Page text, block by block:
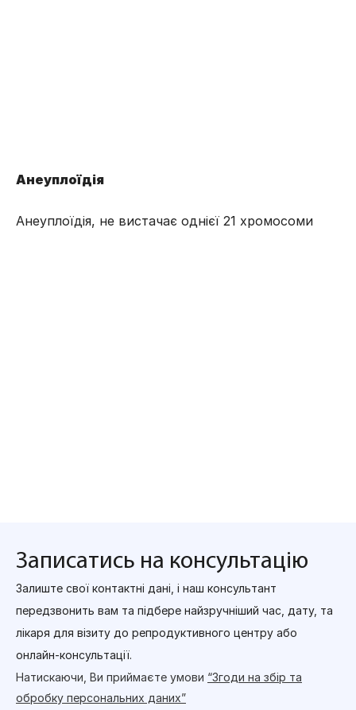
Анеуплоїдія
Анеуплоїдія, не вистачає однієї 21 хромосоми
Записатись на консультацію
Залиште свої контактні дані, і наш консультант
передзвонить вам та підбере найзручніший час, дату, та
лікаря для візиту до репродуктивного центру або
онлайн-консультації.
Натискаючи, Ви приймаєте умови “Згоди на збір та
обробку персональних даних”